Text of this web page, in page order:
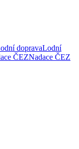
Lodní
Nadace ČEZ